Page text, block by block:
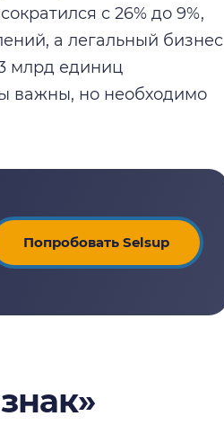
с 26% до 9%,
а легальный бизнес
млрд единиц
важны, но необходимо
Попробовать Selsup